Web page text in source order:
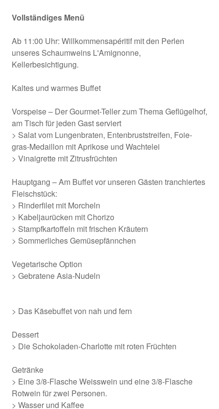
Vollständiges Menü
Ab 11:00 Uhr: Willkommensapéritif mit den Perlen
unseres Schaumweins L'Amignonne,
Kellerbesichtigung.
Kaltes und warmes Buffet
Vorspeise – Der Gourmet-Teller zum Thema Geflügelhof,
am Tisch für jeden Gast serviert
> Salat vom Lungenbraten, Entenbruststreifen, Foie-
gras-Medaillon mit Aprikose und Wachtelei
> Vinaigrette mit Zitrusfrüchten
Hauptgang – Am Buffet vor unseren Gästen tranchiertes
Fleischstück:
> Rinderfilet mit Morcheln
> Kabeljaurücken mit Chorizo
> Stampfkartoffeln mit frischen Kräutern
> Sommerliches Gemüsepfännchen
Vegetarische Option
> Gebratene Asia-Nudeln
> Das Käsebuffet von nah und fern
Dessert
> Die Schokoladen-Charlotte mit roten Früchten
Getränke
> Eine 3/8-Flasche Weisswein und eine 3/8-Flasche
Rotwein für zwei Personen.
> Wasser und Kaffee